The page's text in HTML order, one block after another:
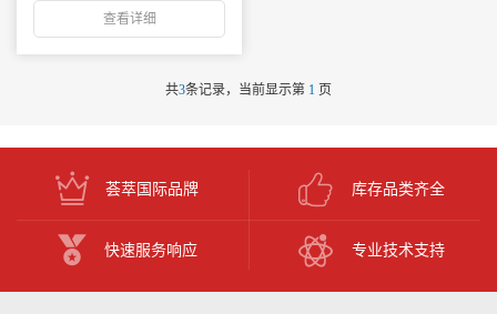
查看详细
共3条记录，当前显示第 1 页
荟萃国际品牌 库存品类齐全
快速服务响应 专业技术支持